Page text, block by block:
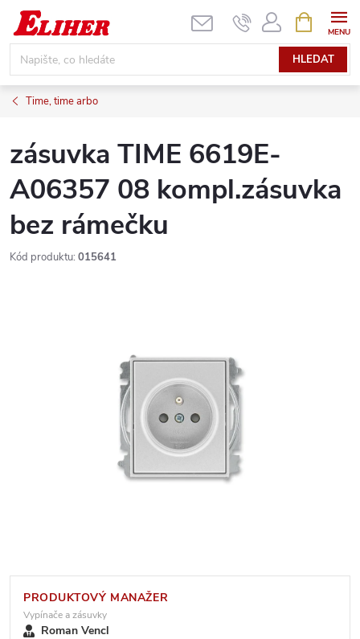
Přejít
obsah
HLEDAT
NÁKUPNÍ
KOŠÍK
Time, time arbo
zásuvka TIME 6619E-
A06357 08 kompl.zásuvka
bez rámečku
Kód produktu: 015641
PRODUKTOVÝ MANAŽER
Vypínače a zásuvky
Roman Vencl